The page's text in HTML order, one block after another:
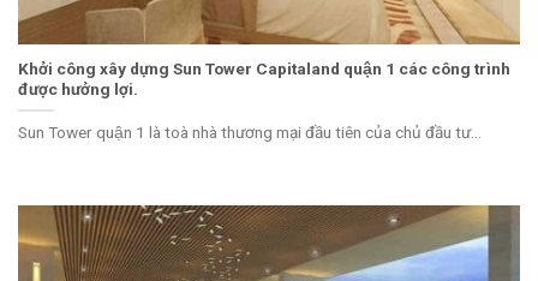
Khởi công xây dựng Sun Tower Capitaland quận 1 các công trình
được hưởng lợi.
Sun Tower quận 1 là toà nhà thương mại đầu tiên của chủ đầu tư...